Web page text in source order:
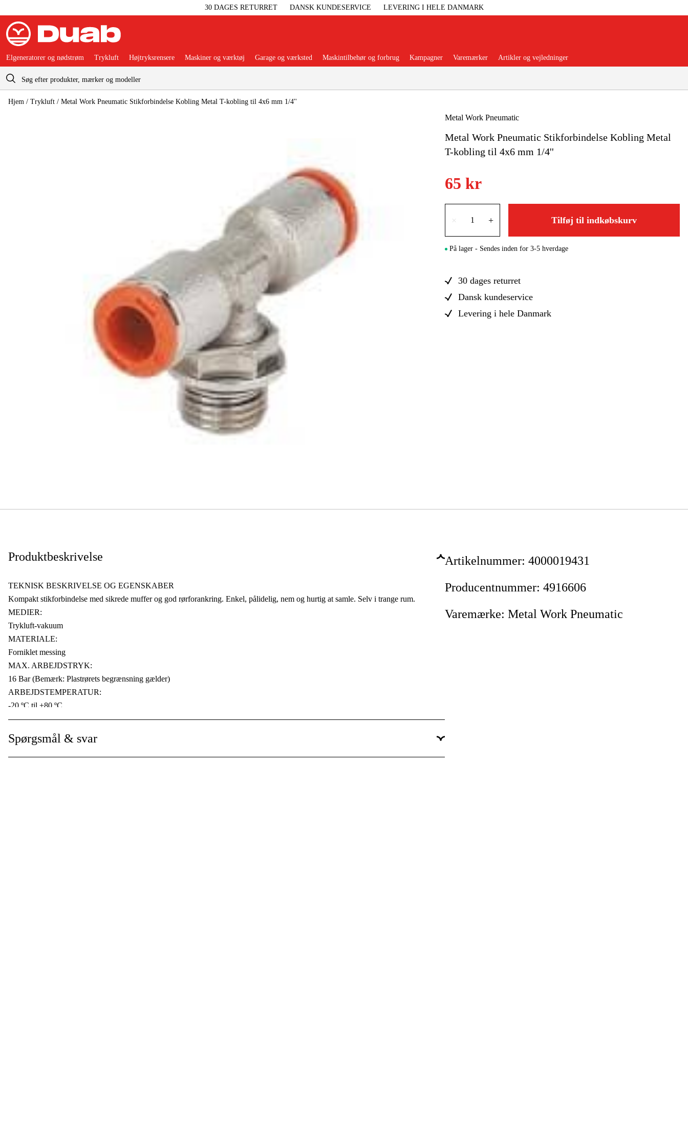
30 DAGES RETURRET DANSK KUNDESERVICE LEVERING I HELE DANMARK
Indkøbskurv
Elgeneratorer Og Nødstrøm
Højtryksrensere
Garage Og Værksted
Maskintilbehør Og Forbrug Kampagner
Elgeneratorer og nødstrøm Trykluft Højtryksrensere Maskiner og værktøj Garage og værksted Maskintilbehør og forbrug Kampagner Varemærker Artikler og vejledninger
Hjem / Trykluft / Metal Work Pneumatic Stikforbindelse Kobling Metal T-kobling til 4x6 mm 1/4''
Metal Work Pneumatic
Metal Work Pneumatic Stikforbindelse Kobling Metal
T-kobling til 4x6 mm 1/4''
65 kr
× + Tilføj til indkøbskurv
På lager - Sendes inden for 3-5 hverdage
30 dages returret
Dansk kundeservice
Levering i hele Danmark
Produktbeskrivelse
TEKNISK BESKRIVELSE OG EGENSKABER
Kompakt stikforbindelse med sikrede muffer og god rørforankring. Enkel, pålidelig, nem og hurtig at samle. Selv i trange rum.
MEDIER:
Trykluft-vakuum
MATERIALE:
Forniklet messing
MAX. ARBEJDSTRYK:
16 Bar (Bemærk: Plastrørets begrænsning gælder)
ARBEJDSTEMPERATUR:
-20 ºC til +80 ºC
Spørgsmål & svar
Artikelnummer: 4000019431
Producentnummer: 4916606
Varemærke: Metal Work Pneumatic